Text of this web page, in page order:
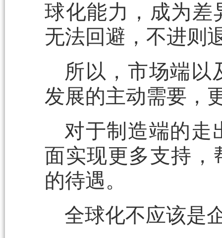
球化能力，成为差
无法回避，不进则
所以，市场端以
发展的主动需要，
对于制造端的走
面实现更多支持，
的待遇。
全球化不应该是